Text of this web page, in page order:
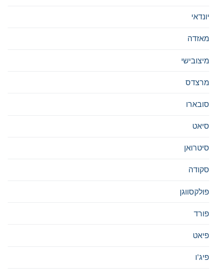
יונדאי
מאזדה
מיצובישי
מרצדס
סובארו
סיאט
סיטרואן
סקודה
פולקסווגן
פורד
פיאט
פיג'ו